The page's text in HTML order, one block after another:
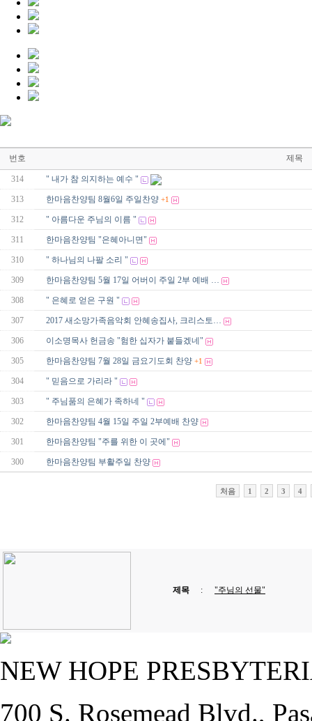
번호 제목
314 " 내가 참 의지하는 예수 "
313 한마음찬양팀 8월6일 주일찬양 +1
312 " 아름다운 주님의 이름 "
311 한마음찬양팀 "은혜아니면"
310 " 하나님의 나팔 소리 "
309 한마음찬양팀 5월 17일 어버이 주일 2부 예배 …
308 " 은혜로 얻은 구원 "
307 2017 새소망가족음악회 안혜송집사, 크리스토…
306 이소명목사 헌금송 "험한 십자가 붙들겠네"
305 한마음찬양팀 7월 28일 금요기도회 찬양 +1
304 " 믿음으로 가리라 "
303 " 주님품의 은혜가 족하네 "
302 한마음찬양팀 4월 15일 주일 2부예배 찬양
301 한마음찬양팀 "주를 위한 이 곳에"
300 한마음찬양팀 부활주일 찬양
처음 1 2 3 4
제목 : "주님의 선물"
NEW HOPE
700 S. Rosemead Blvd.,